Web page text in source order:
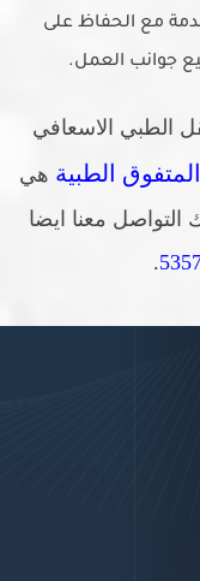
مع الحفاظ على
جوانب العمل.
الطبي الاسعافي
الطبية هي
التواصل معنا ايضا
.